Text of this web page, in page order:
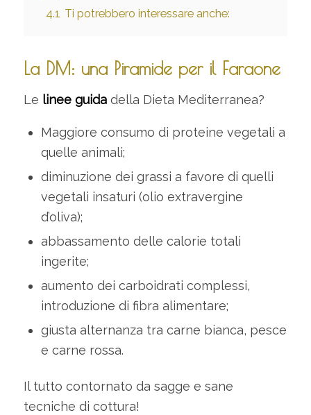
4.1 Ti potrebbero interessare anche:
La DM: una Piramide per il Faraone
Le linee guidadella Dieta Mediterranea?
Maggiore consumo di proteine vegetali a
quelle animali;
diminuzione dei grassi a favore di quelli
vegetali insaturi (olio extravergine
d’oliva);
abbassamento delle calorie totali
ingerite;
aumento dei carboidrati complessi,
introduzione di fibra alimentare;
giusta alternanza tra carne bianca, pesce
e carne rossa.
Il tutto contornato da sagge e sane
tecniche di cottura!